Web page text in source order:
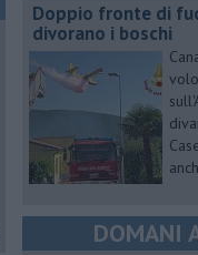
Doppio fronte di
divorano i boschi
DOMANI